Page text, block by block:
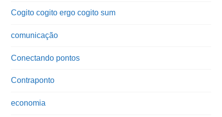
Cogito cogito ergo cogito sum
comunicação
Conectando pontos
Contraponto
economia